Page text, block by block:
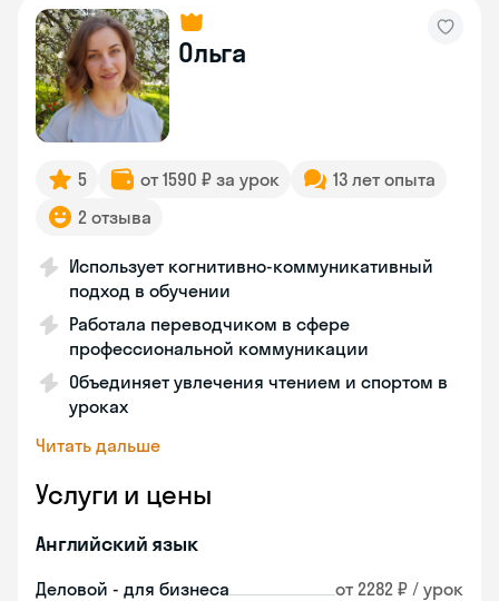
Ольга
5 от 1590 ₽ за урок
13 лет опыта
2 отзыва
Использует когнитивно-коммуникативный
подход в обучении
Работала переводчиком в сфере
профессиональной коммуникации
Объединяет увлечения чтением и спортом в
уроках
Читать дальше
Услуги и цены
Английский язык
Деловой - для бизнеса от 2282 ₽ / урок